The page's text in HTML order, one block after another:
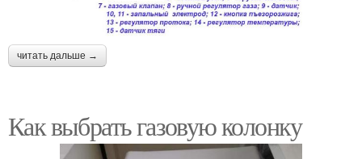
читать дальше →
Как выбрать газовую колонку